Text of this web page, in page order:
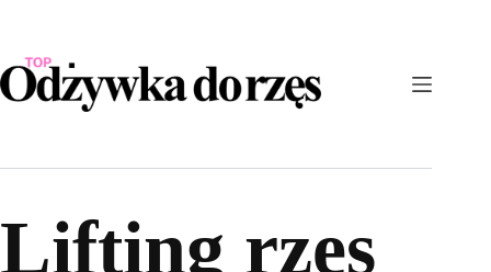
Lifting rzęs